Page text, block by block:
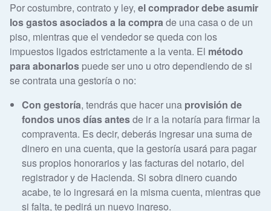
Por costumbre, contrato y ley, el comprador debe asumir
los gastos asociados a la comprade una casa o de un
piso, mientras que el vendedor se queda con los
impuestos ligados estrictamente a la venta. El método
para abonarlos puede ser uno u otro dependiendo de si
se contrata una gestoría o no:
Con gestoría, tendrás que hacer una provisión de
fondos unos días antesde ir a la notaría para firmar la
compraventa. Es decir, deberás ingresar una suma de
dinero en una cuenta, que la gestoría usará para pagar
sus propios honorarios y las facturas del notario, del
registrador y de Hacienda. Si sobra dinero cuando
acabe, te lo ingresará en la misma cuenta, mientras que
si falta, te pedirá un nuevo ingreso.